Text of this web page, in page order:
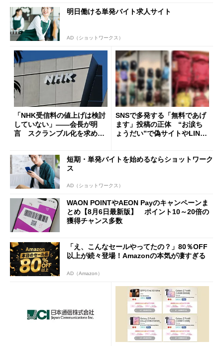
明日働ける単発バイト求人サイト
AD（ショットワークス）
「NHK受信料の値上げは検討
していない」――会長が明
言 スクランブル化を求める
SNSで多発する「無料であげ
ます」投稿の正体 “お涙ち
ょうだい”で偽サイトやLINE
短期・単発バイトを始めるならショットワーク
ス
AD（ショットワークス）
WAON POINTやAEON Payのキャンペーンま
とめ【8月6日最新版】 ポイント10～20倍の
獲得チャンス多数
「え、こんなセールやってたの？」80％OFF
以上が続々登場！Amazonの本気が凄すぎる
AD（Amazon）